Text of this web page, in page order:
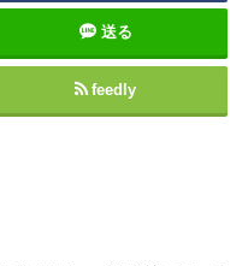
送る
feedly